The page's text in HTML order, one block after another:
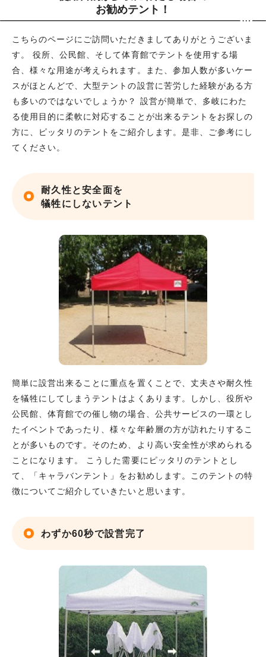
お勧めテント！
こちらのページにご訪問いただきましてありがとうございま
す。 役所、公民館、そして体育館でテントを使用する場
合、様々な用途が考えられます。また、参加人数が多いケー
スがほとんどで、大型テントの設営に苦労した経験がある方
も多いのではないでしょうか？ 設営が簡単で、多岐にわた
る使用目的に柔軟に対応することが出来るテントをお探しの
方に、ピッタリのテントをご紹介します。是非、ご参考にし
てください。
耐久性と安全面を
犠牲にしないテント
簡単に設営出来ることに重点を置くことで、丈夫さや耐久性
を犠牲にしてしまうテントはよくあります。しかし、役所や
公民館、体育館での催し物の場合、公共サービスの一環とし
たイベントであったり、様々な年齢層の方が訪れたりするこ
とが多いものです。そのため、より高い安全性が求められる
ことになります。 こうした需要にピッタリのテントとし
て、「キャラバンテント」をお勧めします。このテントの特
徴についてご紹介していきたいと思います。
わずか60秒で設営完了